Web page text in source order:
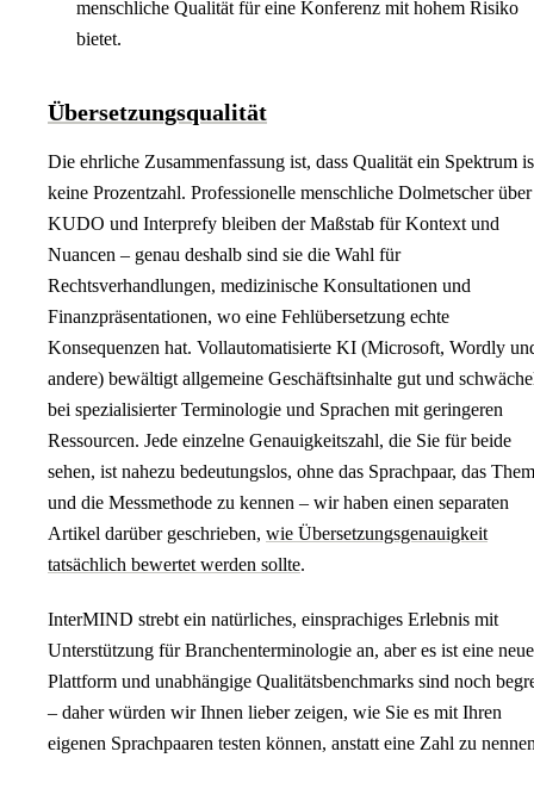
menschliche Qualität für eine Konferenz mit hohem Risiko
bietet.
Übersetzungsqualität
Die ehrliche Zusammenfassung ist, dass Qualität ein Spektrum
keine Prozentzahl. Professionelle menschliche Dolmetscher über
KUDO und Interprefy bleiben der Maßstab für Kontext und
Nuancen – genau deshalb sind sie die Wahl für
Rechtsverhandlungen, medizinische Konsultationen und
Finanzpräsentationen, wo eine Fehlübersetzung echte
Konsequenzen hat. Vollautomatisierte KI (Microsoft, Wordly
andere) bewältigt allgemeine Geschäftsinhalte gut und
bei spezialisierter Terminologie und Sprachen mit geringeren
Ressourcen. Jede einzelne Genauigkeitszahl, die Sie für beide
sehen, ist nahezu bedeutungslos, ohne das Sprachpaar, das
und die Messmethode zu kennen – wir haben einen separaten
Artikel darüber geschrieben, wie Übersetzungsgenauigkeit
tatsächlich bewertet werden sollte.
InterMIND strebt ein natürliches, einsprachiges Erlebnis mit
Unterstützung für Branchenterminologie an, aber es ist eine
Plattform und unabhängige Qualitätsbenchmarks sind noch
– daher würden wir Ihnen lieber zeigen, wie Sie es mit Ihren
eigenen Sprachpaaren testen können, anstatt eine Zahl zu